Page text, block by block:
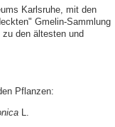
Karlsruhe, mit den
Gmelin-Sammlung
den ältesten und
Pflanzen: